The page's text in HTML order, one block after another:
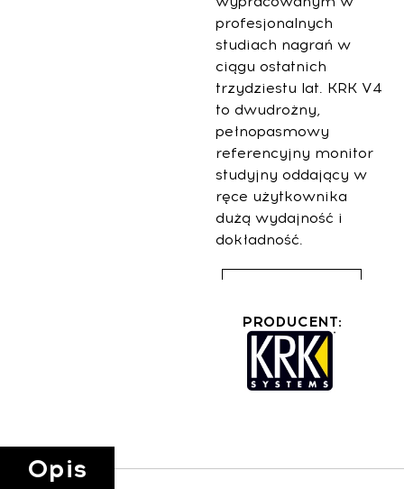
profesjonalnych
studiach nagrań w
ciągu ostatnich
trzydziestu lat. KRK V4
to dwudrożny,
pełnopasmowy
referencyjny monitor
studyjny oddający w
ręce użytkownika
dużą wydajność i
dokładność.
PRODUCENT:
Opis